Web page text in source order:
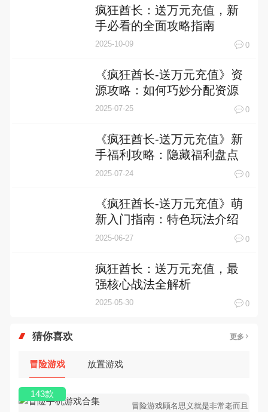
疯狂酋长：送万元充值，新
手必看的全面攻略指南
2025-10-09 0
《疯狂酋长-送万元充值》资
源攻略：如何巧妙分配资源
以称霸部落
2025-07-25 0
《疯狂酋长-送万元充值》新
手福利攻略：隐藏福利盘点
2025-07-24 0
《疯狂酋长-送万元充值》萌
新入门指南：特色玩法介绍
2025-06-27 0
疯狂酋长：送万元充值，最
强核心战法全解析
2025-05-30 0
猜你喜欢 更多
冒险游戏 放置游戏
冒险游戏顾名思义就是非常老而且
143款